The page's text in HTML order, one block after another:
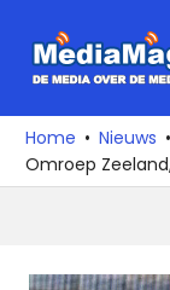
naar
media
over
de
Home Nieuws
Omroep